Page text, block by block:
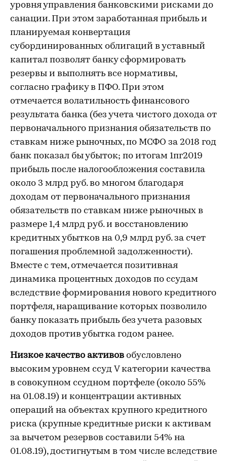
уровня управления банковскими рисками до
санации. При этом заработанная прибыль и
планируемая конвертация
субординированных облигаций в уставный
капитал позволят банку сформировать
резервы и выполнять все нормативы,
согласно графику в ПФО. При этом
отмечается волатильность финансового
результата банка (без учета чистого дохода от
первоначального признания обязательств по
ставкам ниже рыночных, по МСФО за 2018 год
банк показал бы убыток; по итогам 1пг2019
прибыль после налогообложения составила
около 3 млрд руб. во многом благодаря
доходам от первоначального признания
обязательств по ставкам ниже рыночных в
размере 1,4 млрд руб. и восстановлению
кредитных убытков на 0,9 млрд руб. за счет
погашения проблемной задолженности).
Вместе с тем, отмечается позитивная
динамика процентных доходов по ссудам
вследствие формирования нового кредитного
портфеля, наращивание которых позволило
банку показать прибыль без учета разовых
доходов против убытка годом ранее.
Низкое качество активов обусловлено
высоким уровнем ссуд V категории качества
в совокупном ссудном портфеле (около 55%
на 01.08.19) и концентрации активных
операций на объектах крупного кредитного
риска (крупные кредитные риски к активам
за вычетом резервов составили 54% на
01.08.19), достигнутым в том числе вследствие